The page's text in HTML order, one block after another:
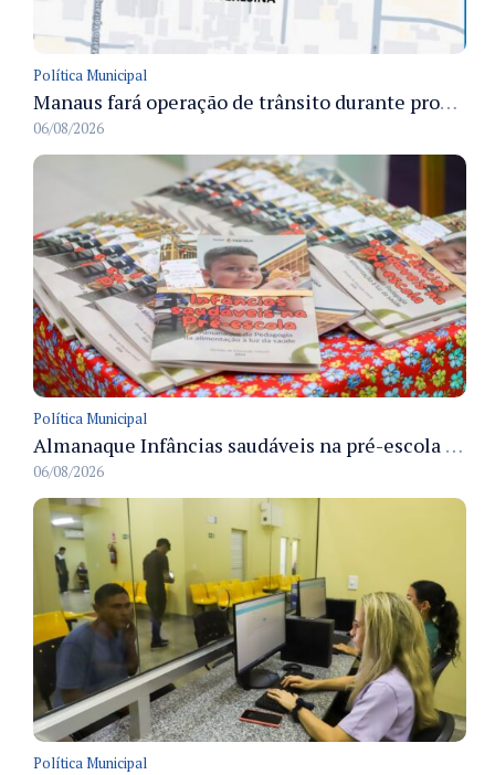
Política Municipal
Manaus fará operação de trânsito durante procissão do Círio das Crianças e Jovens para preservar a fluidez viária
06/08/2026
Política Municipal
Almanaque Infâncias saudáveis na pré-escola é lançado pela Semed para apoiar hábitos alimentares na rede municipal
06/08/2026
Política Municipal